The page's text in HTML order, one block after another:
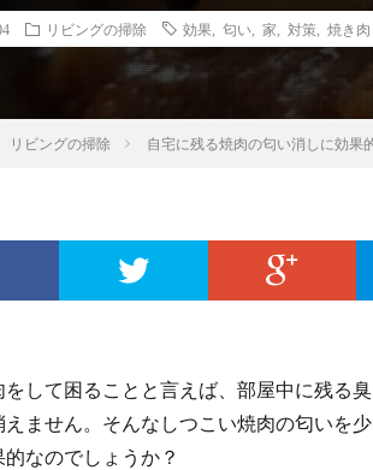
リビングの掃除 効果 匂い 家 対策 焼き肉
リビングの掃除 自宅に残る焼肉の匂い消しに効果
をして困ることと言えば、部屋中に残る
えません。そんなしつこい焼肉の匂いを
的なのでしょうか？